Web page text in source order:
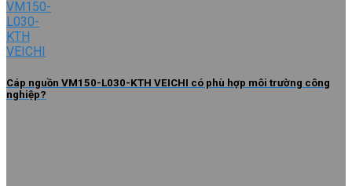
Cáp nguồn VM150-L030-KTH VEICHI có phù hợp môi trường công
nghiệp?